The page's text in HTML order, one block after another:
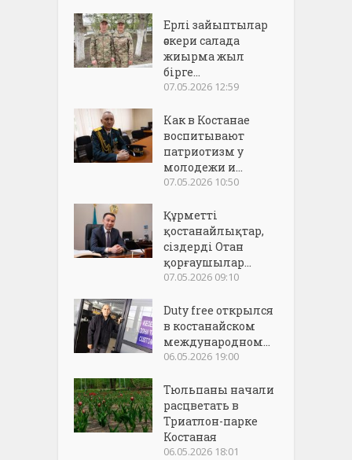
Ерлі зайыптылар
әскери салада
жиырма жыл
бірге...
07.05.2026 12:59
Как в Костанае
воспитывают
патриотизм у
молодежи и...
07.05.2026 10:50
Құрметті
қостанайлықтар,
сіздерді Отан
қорғаушылар...
07.05.2026 09:10
Duty free открылся
в костанайском
международном...
06.05.2026 19:00
Тюльпаны начали
расцветать в
Триатлон-парке
Костаная
06.05.2026 18:01